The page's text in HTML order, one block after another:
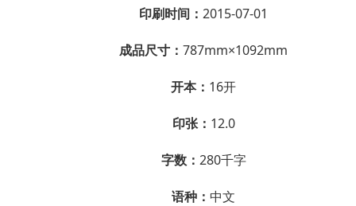
印刷时间： 2015-07-01
成品尺寸： 787mm×1092mm
开本： 16开
印张： 12.0
字数： 280千字
语种： 中文